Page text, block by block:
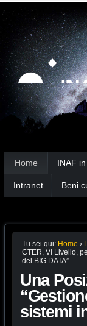
Strumenti
personali
Salta
contenuti.
|
Salta
alla
navigazione
Ricerca
avanzata…
Home INAF
Intranet Beni
Tu sei qui: Home ›
CTER, VI Livello,
del BIG DATA”
Una
sistemi